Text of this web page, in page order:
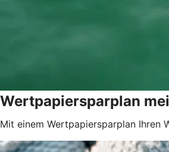
Wertpapiersparplan
Mit einem Wertpapiersparplan Ihren